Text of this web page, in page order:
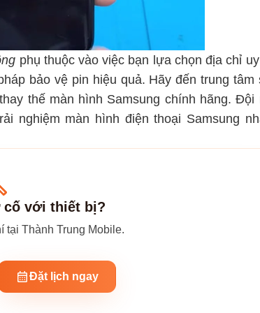
phụ thuộc vào việc bạn lựa chọn địa chỉ
bảo vệ pin hiệu quả. Hãy đến trung tâm
thế màn hình Samsung chính hãng. Đội
nghiệm màn hình điện thoại Samsung
cố với thiết bị?
tại Thành Trung Mobile.
Đặt lịch ngay